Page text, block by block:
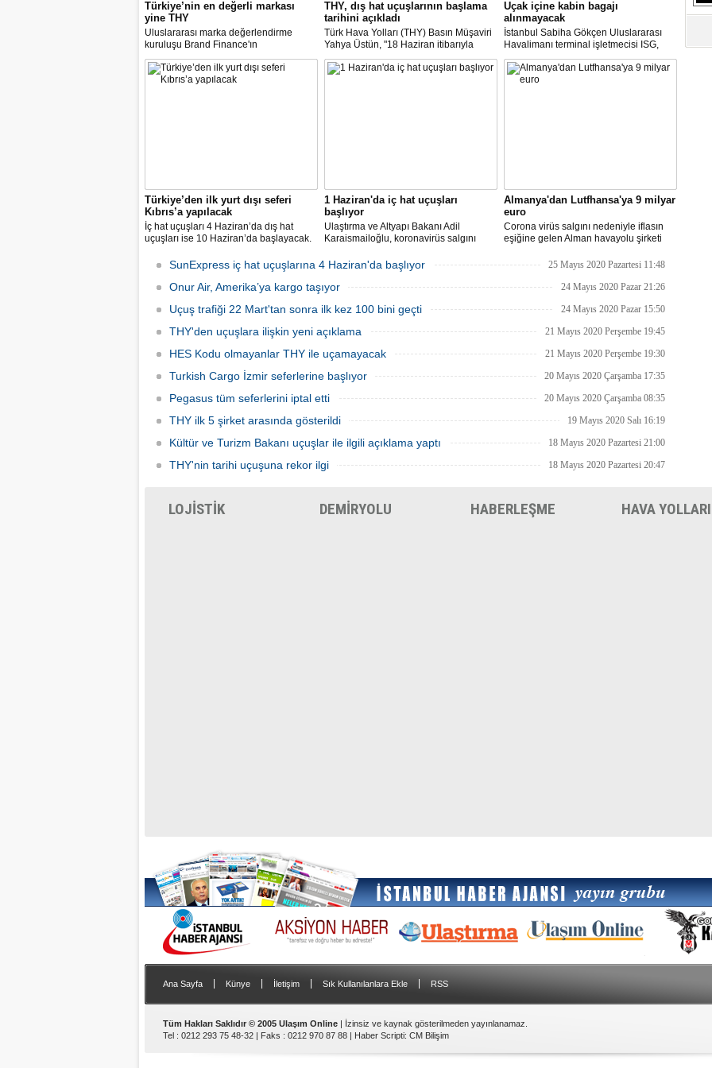
Türkiye’nin en değerli markası
yine THY
Uluslararası marka değerlendirme
kuruluşu Brand Finance'ın
araştırmasına göre Türk Hava Yolları, 2
milyar dolara yaklaşan marka değeriyle
bu yıl da "Türkiye'nin en değerli
THY, dış hat uçuşlarının başlama
tarihini açıkladı
Türk Hava Yolları (THY) Basın Müşaviri
Yahya Üstün, "18 Haziran itibarıyla
Avrupa’daki 16 şehirden Anadolu’daki
14 noktaya direkt uçmaya başlayacağız"
Uçak içine kabin bagajı
alınmayacak
İstanbul Sabiha Gökçen Uluslararası
Havalimanı terminal işletmecisi ISG,
yarın başlayacak iç hat uçuşlarında
uçak içerisine kabin bagajı kabul
edilmeyeceğini duyurdu.
Türkiye’den ilk yurt dışı seferi
Kıbrıs’a yapılacak
İç hat uçuşları 4 Haziran’da dış hat
uçuşları ise 10 Haziran’da başlayacak.
olacak.
1 Haziran'da iç hat uçuşları
başlıyor
Ulaştırma ve Altyapı Bakanı Adil
Karaismailoğlu, koronavirüs salgını
seferlerinin, 1 Haziran itibarıyla iç
hatlarda yeniden başlayacağını bildirdi.
Almanya'dan Lutfhansa'ya 9 milyar
euro
Corona virüs salgını nedeniyle iflasın
eşiğine gelen Alman havayolu şirketi
anlaşma sağlandı.
SunExpress iç hat uçuşlarına 4 Haziran'da başlıyor 25 Mayıs 2020 Pazartesi 11:48
Onur Air, Amerika’ya kargo taşıyor 24 Mayıs 2020 Pazar 21:26
Uçuş trafiği 22 Mart'tan sonra ilk kez 100 bini geçti 24 Mayıs 2020 Pazar 15:50
THY'den uçuşlara ilişkin yeni açıklama 21 Mayıs 2020 Perşembe 19:45
HES Kodu olmayanlar THY ile uçamayacak 21 Mayıs 2020 Perşembe 19:30
Turkish Cargo İzmir seferlerine başlıyor 20 Mayıs 2020 Çarşamba 17:35
Pegasus tüm seferlerini iptal etti 20 Mayıs 2020 Çarşamba 08:35
THY ilk 5 şirket arasında gösterildi 19 Mayıs 2020 Salı 16:19
Kültür ve Turizm Bakanı uçuşlar ile ilgili açıklama yaptı 18 Mayıs 2020 Pazartesi 21:00
THY'nin tarihi uçuşuna rekor ilgi 18 Mayıs 2020 Pazartesi 20:47
LOJİSTİK DEMİRYOLU HABERLEŞME HAVA YOLLARI
Ana Sayfa Künye İletişim Sık Kullanılanlara Ekle RSS
Tüm Hakları Saklıdır © 2005 Ulaşım Online | İzinsiz ve kaynak gösterilmeden yayınlanamaz.
Tel : 0212 293 75 48-32 | Faks : 0212 970 87 88 | Haber Scripti: CM Bilişim